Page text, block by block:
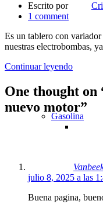
Gasolina
Escrito por
1 comment
Es un tablero con
nuestras electrobombas,
Continuar leyendo
One thought on
nuevo motor”
julio 8, 2025 a las
Buena pagina,